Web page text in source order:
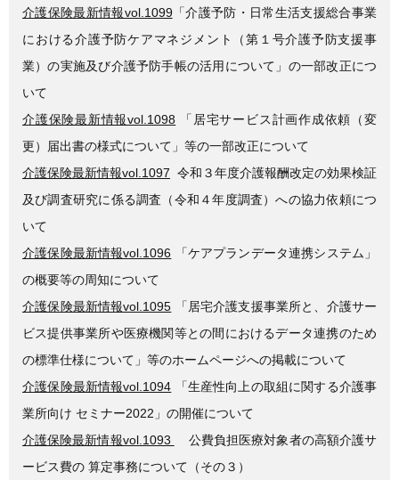
介護保険最新情報vol.1099「介護予防・日常生活支援総合事業
における介護予防ケアマネジメント（第１号介護予防支援事
業）の実施及び介護予防手帳の活用について」の一部改正につ
いて
介護保険最新情報vol.1098 「居宅サービス計画作成依頼（変
更）届出書の様式について」等の一部改正について
介護保険最新情報vol.1097 令和３年度介護報酬改定の効果検証
及び調査研究に係る調査（令和４年度調査）への協力依頼につ
いて
介護保険最新情報vol.1096 「ケアプランデータ連携システム」
の概要等の周知について
介護保険最新情報vol.1095 「居宅介護支援事業所と、介護サー
ビス提供事業所や医療機関等との間におけるデータ連携のため
の標準仕様について」等のホームページへの掲載について
介護保険最新情報vol.1094 「生産性向上の取組に関する介護事
業所向け セミナー2022」の開催について
介護保険最新情報vol.1093
公費負担医療対象者の高額介護サ
ービス費の 算定事務について（その３）